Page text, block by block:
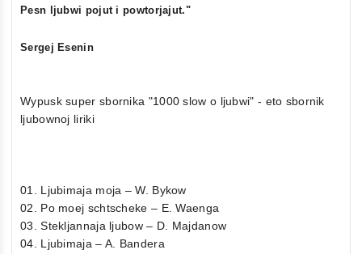
Pesn ljubwi pojut i powtorjajut."
Sergej Esenin
Wypusk super sbornika "1000 slow o ljubwi" - eto sbornik
ljubownoj liriki
01. Ljubimaja moja – W. Bykow
02. Po moej schtscheke – E. Waenga
03. Stekljannaja ljubow – D. Majdanow
04. Ljubimaja – A. Bandera